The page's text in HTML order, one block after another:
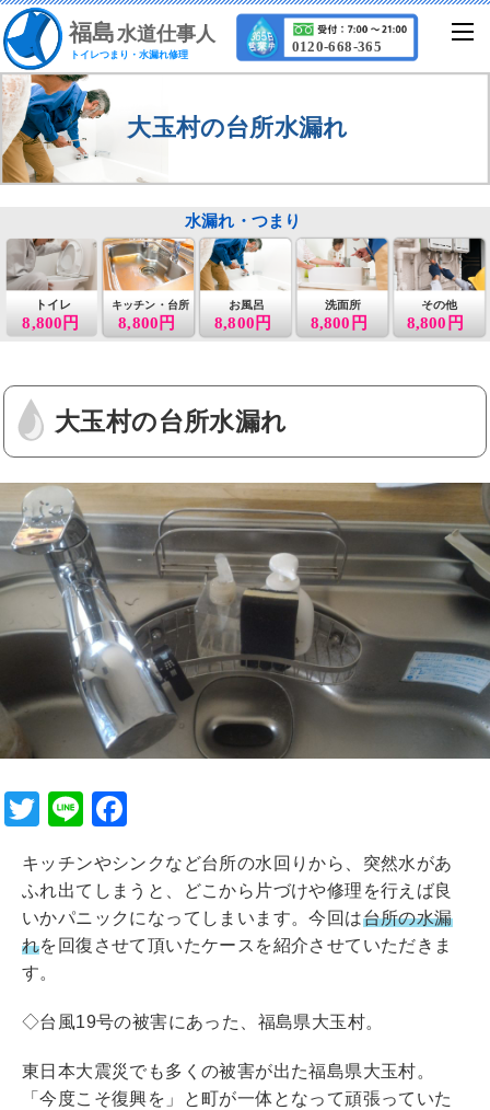
福島水道仕事人
トイレつまり・水漏れ修理
0120-668-365
大玉村の台所水漏れ
8,800円
トイレ
8,800円
キッチン・台所 お風呂
8,800円
洗面所
8,800円
その他
8,800円
水漏れ・つまり
大玉村の台所水漏れ
T
tt
er
Li
e
c
e
b
o
k
キッチンやシンクなど台所の水回りから、突然水があ
ふれ出てしまうと、どこから片づけや修理を行えば良
いかパニックになってしまいます。今回は台所の水漏
れを回復させて頂いたケースを紹介させていただきま
す。
◇台風19号の被害にあった、福島県大玉村。
東日本大震災でも多くの被害が出た福島県大玉村。
「今度こそ復興を」と町が一体となって頑張っていた